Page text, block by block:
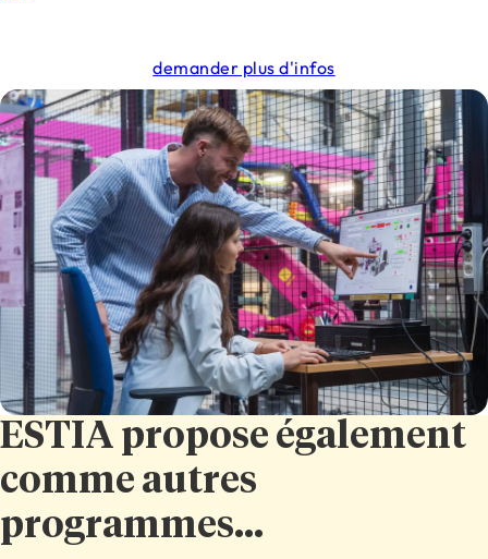
demander plus d'infos
ESTIA propose également
comme autres
programmes...